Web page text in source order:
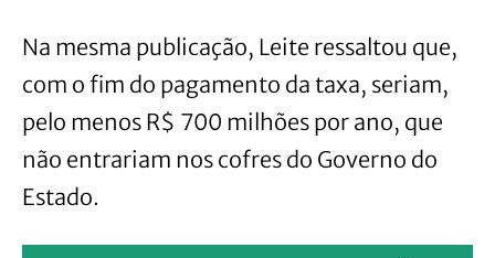
Na mesma publicação, Leite ressaltou que,
com o fim do pagamento da taxa, seriam,
pelo menos R$ 700 milhões por ano, que
não entrariam nos cofres do Governo do
Estado.